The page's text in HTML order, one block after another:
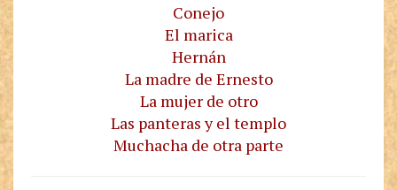
Conejo
El marica
Hernán
La madre de Ernesto
La mujer de otro
Las panteras y el templo
Muchacha de otra parte